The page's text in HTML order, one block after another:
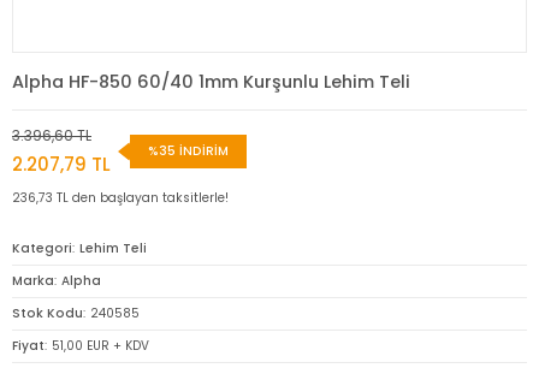
Alpha HF-850 60/40 1mm Kurşunlu Lehim Teli
3.396,60 TL
2.207,79 TL
%35 İNDİRİM
236,73 TL den başlayan taksitlerle!
Kategori Lehim Teli
Marka Alpha
Stok Kodu 240585
Fiyat 51,00 EUR + KDV